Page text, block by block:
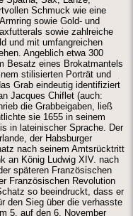
Schmuck wie eine
sowie Gold- und
sowie zahlreiche
und mit umfangreichen
Angeblich etwa 300
Besatz eines Brokatmantels
stilisierten Porträt und
Grab eindeutig identifiziert
Jacques Chiflet (auch:
die Grabbeigaben, ließ
sie 1655 in seinem
in lateinischer Sprache. Der
der Habsburger
nach seinem Amtsrücktritt
an König Ludwig XIV. nach
späteren Französischen
Französischen Revolution
so beeindruckt, dass er
den Sieg über die verhasste
5. auf den 6. November